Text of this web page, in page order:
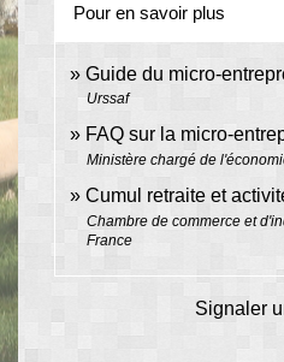
Pour en savoir plus
Guide du micro-
Urssaf
FAQ sur la micro-
Ministère chargé de
Cumul retraite et
Chambre de commerce et
France
Signaler